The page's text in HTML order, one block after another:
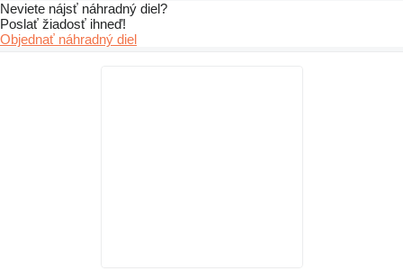
Neviete nájsť náhradný diel?
Poslať žiadosť ihneď!
Objednať náhradný diel